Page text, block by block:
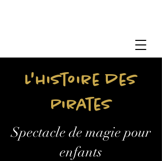
L'histoire des
Pirates
Spectacle de magie pour
enfants